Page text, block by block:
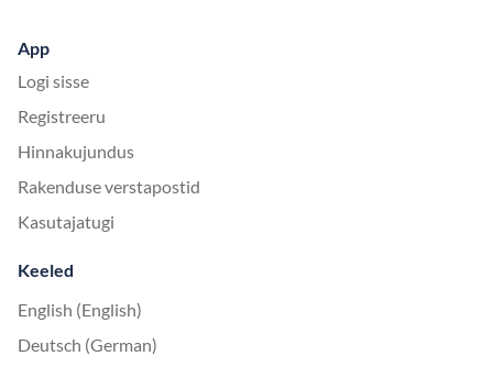
App
Logi sisse
Registreeru
Hinnakujundus
Rakenduse verstapostid
Kasutajatugi
Keeled
English (English)
Deutsch (German)